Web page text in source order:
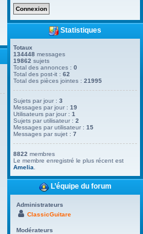
Statistiques
Totaux
134448 messages
19862 sujets
Total des annonces :0
Total des post-it :62
Total des pièces jointes :21995
Sujets par jour :3
Messages par jour :19
Utilisateurs par jour :1
Sujets par utilisateur :2
Messages par utilisateur :15
Messages par sujet :7
8822 membres
Le membre enregistré le plus récent est
Amelia
L’équipe du forum
Administrateurs
ClassicGuitare
Modérateurs